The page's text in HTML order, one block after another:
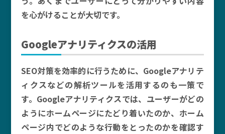
を心がけることが大切です。
Googleアナリティクスの活用
SEO対策を効率的に行うために、Googleアナリテ
ィクスなどの解析ツールを活用するのも一策で
す。Googleアナリティクスでは、ユーザーがどの
ようにホームページにたどり着いたのか、ホーム
ページ内でどのような行動をとったのかを確認す